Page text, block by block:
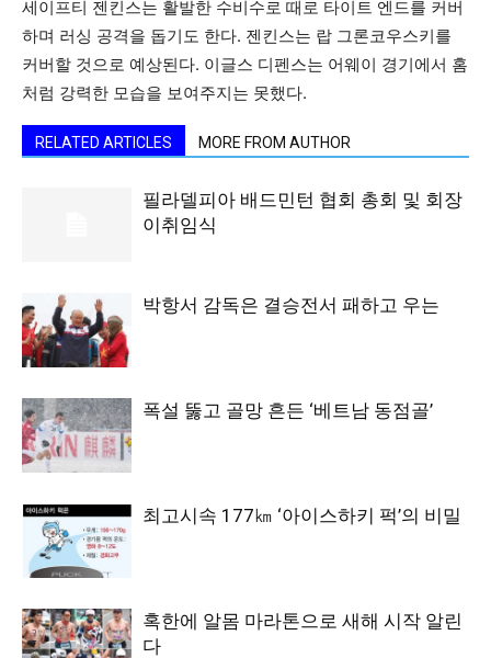
세이프티 젠킨스는 활발한 수비수로 때로 타이트 엔드를 커버
하며 러싱 공격을 돕기도 한다. 젠킨스는 랍 그론코우스키를
커버할 것으로 예상된다. 이글스 디펜스는 어웨이 경기에서 홈
처럼 강력한 모습을 보여주지는 못했다.
RELATED ARTICLES MORE FROM AUTHOR
필라델피아 배드민턴 협회 총회 및 회장
이취임식
박항서 감독은 결승전서 패하고 우는
폭설 뚫고 골망 흔든 ‘베트남 동점골’
최고시속 177㎞ ‘아이스하키 퍽’의 비밀
혹한에 알몸 마라톤으로 새해 시작 알린
다